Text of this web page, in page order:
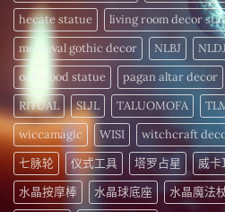
hecate statue
living room decor
medieval gothic decor
NLBJ
oak wood statue
pagan altar decor
RITUAL
SLJL TALUOMOFA
wiccamagic
WISI witchcraft
七脉轮
仪式工具 塔罗占星 威卡
水晶按摩棒
水晶球底座 水晶魔法